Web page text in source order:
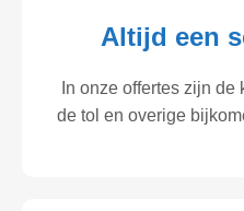
Altijd een
In onze offertes zijn
de tol en overige